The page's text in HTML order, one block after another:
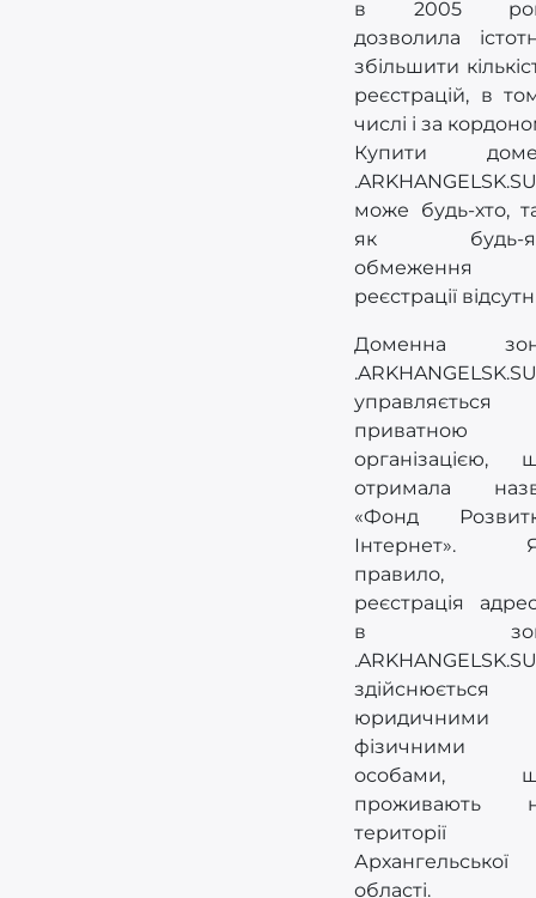
в 2005
дозволила
збільшити
реєстрацій, в
числі і за
Купити
.ARKHANGELSK.SU
може будь-хто,
як будь-
обмеження
реєстрації
Доменна
.ARKHANGELSK.SU
управляється
приватною
організацією,
отримала
«Фонд
Інтернет».
правило,
реєстрація
в
.ARKHANGELSK.SU
здійснюється
юридичними
фізичними
особами,
проживають
території
Архангельської
області.